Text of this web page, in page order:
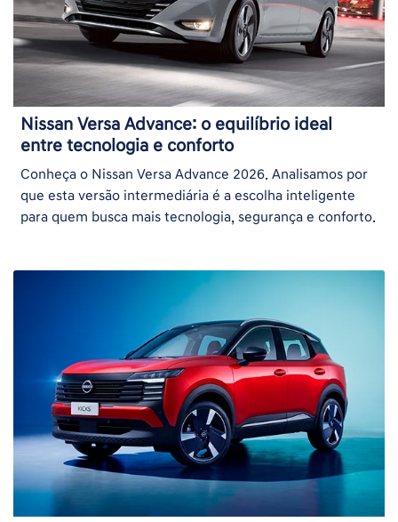
Nissan Versa Advance: o equilíbrio ideal
entre tecnologia e conforto
Conheça o Nissan Versa Advance 2026. Analisamos por
que esta versão intermediária é a escolha inteligente
para quem busca mais tecnologia, segurança e conforto.